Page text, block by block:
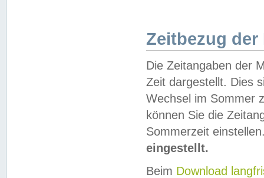
Zeitbezug der
Die Zeitangaben der
Zeit dargestellt. Dies
Wechsel im Sommer
können Sie die
Sommerzeit
eingestellt.
Beim Download